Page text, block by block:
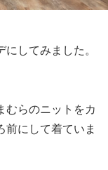
してみました。
むらのニットをカ
にして着ていま